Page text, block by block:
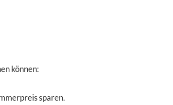
können:
sparen.